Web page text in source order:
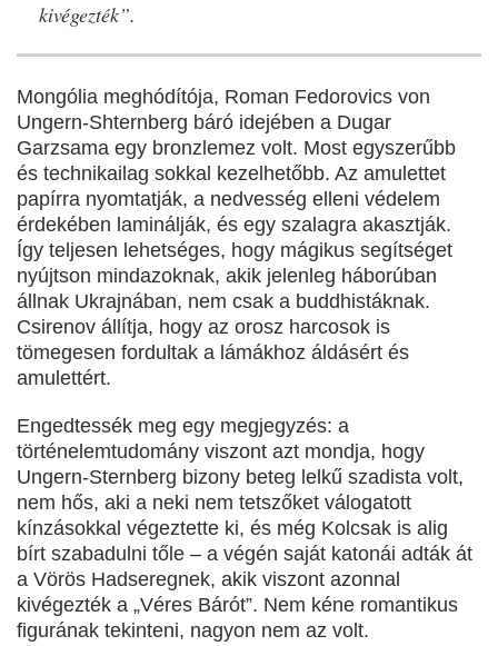
kivégezték”.
Mongólia meghódítója, Roman Fedorovics von
Ungern-Shternberg báró idejében a Dugar
Garzsama egy bronzlemez volt. Most egyszerűbb
és technikailag sokkal kezelhetőbb. Az amulettet
papírra nyomtatják, a nedvesség elleni védelem
érdekében laminálják, és egy szalagra akasztják.
Így teljesen lehetséges, hogy mágikus segítséget
nyújtson mindazoknak, akik jelenleg háborúban
állnak Ukrajnában, nem csak a buddhistáknak.
Csirenov állítja, hogy az orosz harcosok is
tömegesen fordultak a lámákhoz áldásért és
amulettért.
Engedtessék meg egy megjegyzés: a
történelemtudomány viszont azt mondja, hogy
Ungern-Sternberg bizony beteg lelkű szadista volt,
nem hős, aki a neki nem tetszőket válogatott
kínzásokkal végeztette ki, és még Kolcsak is alig
bírt szabadulni tőle – a végén saját katonái adták át
a Vörös Hadseregnek, akik viszont azonnal
kivégezték a „Véres Bárót”. Nem kéne romantikus
figurának tekinteni, nagyon nem az volt.